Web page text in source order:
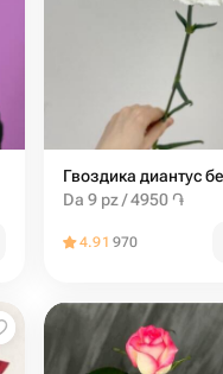
Da 9 pz / 4950 ֏
4.91 970